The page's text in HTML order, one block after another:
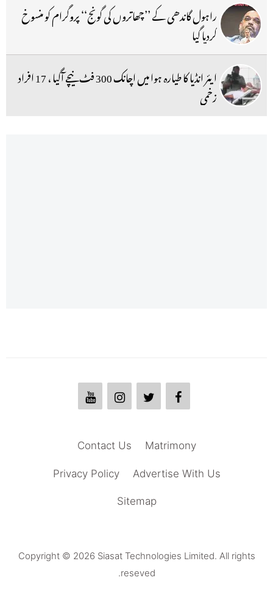
راہول گاندھی کے ’’چھاتروں کی گونج‘‘ پروگرام کو منسوخ
کردیا گیا
ایئر انڈیا کا طیارہ ہوا میں اچانک 300 فٹ نیچے آگیا ، 17 افراد
زخمی
Matrimony
Contact Us
Advertise With Us
Privacy Policy
Sitemap
Copyright © 2026 Siasat Technologies Limited. All rights
reseved.